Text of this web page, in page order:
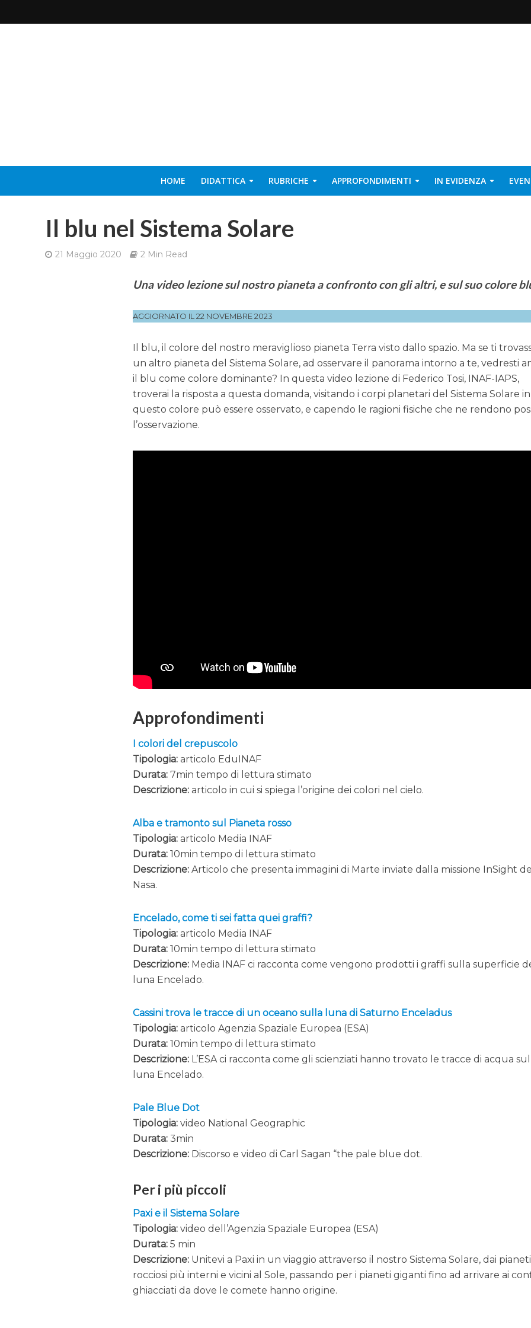
HOME DIDATTICA RUBRICHE APPROFONDIMENTI IN EVIDENZA
Il blu nel Sistema Solare
21 Maggio 2020 2 Min Read
Una video lezione sul nostro pianeta a confronto con gli altri, e sul suo colore
AGGIORNATO IL 22 NOVEMBRE 2023
Il blu, il colore del nostro meraviglioso pianeta Terra visto dallo spazio. Ma se ti
un altro pianeta del Sistema Solare, ad osservare il panorama intorno a te, vedresti
il blu come colore dominante? In questa video lezione di Federico Tosi, INAF-IAPS,
troverai la risposta a questa domanda, visitando i corpi planetari del Sistema Solare
questo colore può essere osservato, e capendo le ragioni fisiche che ne rendono
l’osservazione.
Approfondimenti
I colori del crepuscolo
Tipologia: articolo EduINAF
Durata: 7min tempo di lettura stimato
Descrizione: articolo in cui si spiega l’origine dei colori nel cielo.
Alba e tramonto sul Pianeta rosso
Tipologia: articolo Media INAF
Durata: 10min tempo di lettura stimato
Descrizione: Articolo che presenta immagini di Marte inviate dalla missione InSight
Nasa.
Encelado, come ti sei fatta quei graffi?
Tipologia: articolo Media INAF
Durata: 10min tempo di lettura stimato
Descrizione: Media INAF ci racconta come vengono prodotti i graffi sulla superficie
luna Encelado.
Cassini trova le tracce di un oceano sulla luna di Saturno Enceladus
Tipologia: articolo Agenzia Spaziale Europea (ESA)
Durata: 10min tempo di lettura stimato
Descrizione: L’ESA ci racconta come gli scienziati hanno trovato le tracce di acqua
luna Encelado.
Pale Blue Dot
Tipologia: video National Geographic
Durata: 3min
Descrizione: Discorso e video di Carl Sagan “the pale blue dot.
Per i più piccoli
Paxi e il Sistema Solare
Tipologia: video dell’Agenzia Spaziale Europea (ESA)
Durata: 5 min
Descrizione: Unitevi a Paxi in un viaggio attraverso il nostro Sistema Solare, dai pianeti
rocciosi più interni e vicini al Sole, passando per i pianeti giganti fino ad arrivare ai
ghiacciati da dove le comete hanno origine.